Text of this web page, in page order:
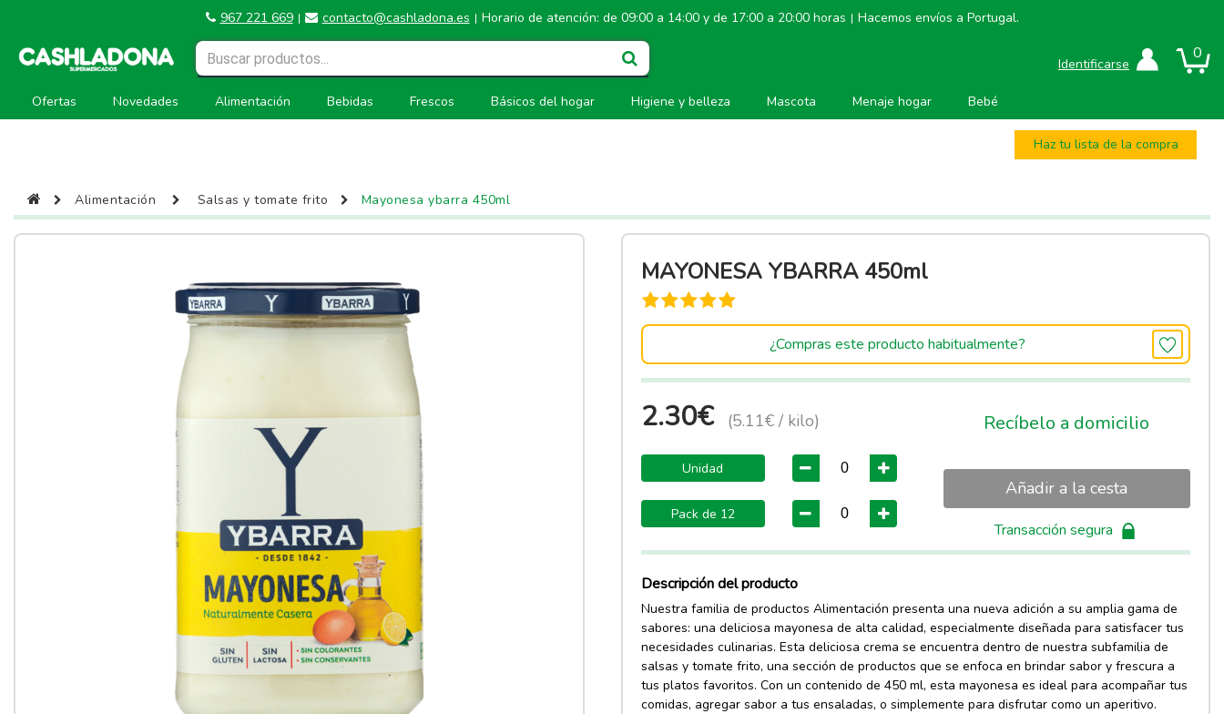
967 221 669 | contacto@cashladona.es | Horario de atención: de 09:00 a 14:00 y de 17:00 a 20:00 horas | Hacemos envíos a Portugal.
0
Identificarse
Ofertas Novedades Alimentación Bebidas Frescos Básicos del hogar Higiene y belleza Mascota Menaje hogar Bebé
Haz tu lista de la compra
Alimentación Salsas y tomate frito Mayonesa ybarra 450ml
MAYONESA YBARRA 450ml
¿Compras este producto habitualmente?
2.30€ (5.11€ / kilo)
Unidad
Pack de 12
Recíbelo a domicilio
Añadir a la cesta
Transacción segura
Descripción del producto
Nuestra familia de productos Alimentación presenta una nueva adición a su amplia gama de
sabores: una deliciosa mayonesa de alta calidad, especialmente diseñada para satisfacer tus
necesidades culinarias. Esta deliciosa crema se encuentra dentro de nuestra subfamilia de
salsas y tomate frito, una sección de productos que se enfoca en brindar sabor y frescura a
tus platos favoritos. Con un contenido de 450 ml, esta mayonesa es ideal para acompañar tus
comidas, agregar sabor a tus ensaladas, o simplemente para disfrutar como un aperitivo.